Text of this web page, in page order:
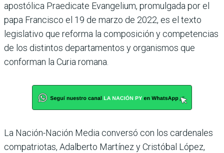
apostólica Praedicate Evangelium, promulgada por el
papa Francisco el 19 de marzo de 2022, es el texto
legislativo que reforma la composición y competencias
de los distintos departamentos y organismos que
conforman la Curia romana.
La Nación-Nación Media conversó con los cardenales
compatriotas, Adalberto Martínez y Cristóbal López,